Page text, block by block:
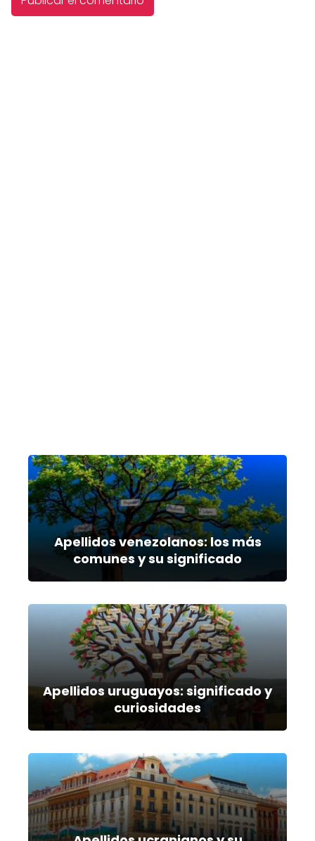
Apellidos venezolanos: los más
comunes y su significado
Apellidos uruguayos: significado y
curiosidades